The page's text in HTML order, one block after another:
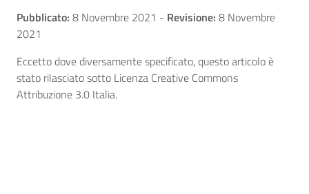
Pubblicato: 8 Novembre 2021 - Revisione: 8 Novembre
2021
Eccetto dove diversamente specificato, questo articolo è
stato rilasciato sotto Licenza Creative Commons
Attribuzione 3.0 Italia.